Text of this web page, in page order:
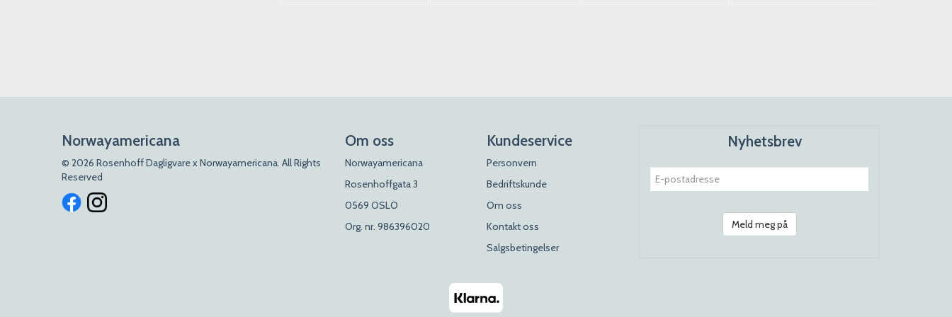
Norwayamericana
© 2026 Rosenhoff Dagligvare x Norwayamericana. All Rights
Reserved
Om oss
Norwayamericana
Rosenhoffgata 3
0569 OSLO
Org. nr. 986396020
Kundeservice
Personvern
Bedriftskunde
Om oss
Kontakt oss
Salgsbetingelser
Nyhetsbrev
Meld meg på